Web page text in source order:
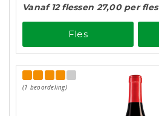
Vanaf 12 flessen 27,00 per fles
Fles
(1 beoordeling)